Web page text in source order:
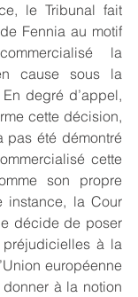
le Tribunal fait
Fennia au motif
la
cause sous la
degré d’appel,
cette décision,
pas été démontré
cette
son propre
instance, la Cour
décide de poser
préjudicielles à la
européenne
donner à la notion